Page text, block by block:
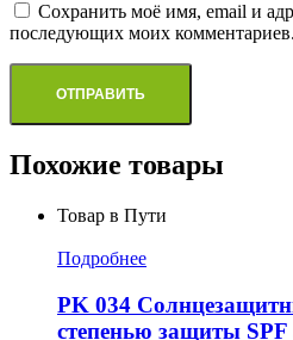
Сохранить моё имя, email и
последующих моих комментариев.
Похожие товары
Товар в Пути
Подробнее
PK 034
степенью защиты